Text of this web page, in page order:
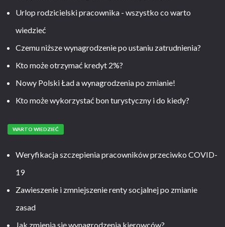
Urlop rodzicielski pracownika - wszystko co warto
wiedzieć
Czemu niższe wynagrodzenie po ustaniu zatrudnienia?
Kto może otrzymać kredyt 2%?
Nowy Polski Ład a wynagrodzenia po zmianie!
Kto może wykorzystać bon turystyczny i do kiedy?
WARTO WIEDZIEĆ
Weryfikacja szczepienia pracowników przeciwko COVID-
19
Zawieszenie i zmniejszenie renty socjalnej po zmianie
zasad
Jak zmienią się wynagrodzenia kierowców?